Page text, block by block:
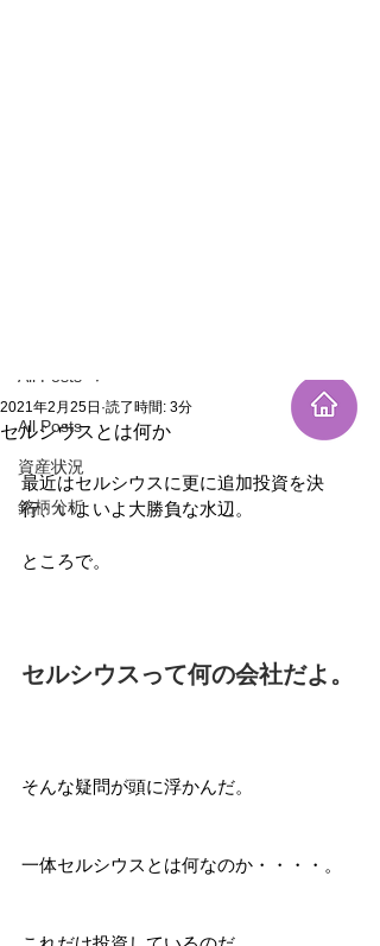
All Posts
資産状況
銘柄分析
All Posts
セルシウスとは何か
2021年2月25日 読了時間: 3分
最近はセルシウスに更に追加投資を決
行、いよいよ大勝負な水辺。
ところで。
セルシウスって何の会社だよ。
そんな疑問が頭に浮かんだ。
一体セルシウスとは何なのか・・・・。